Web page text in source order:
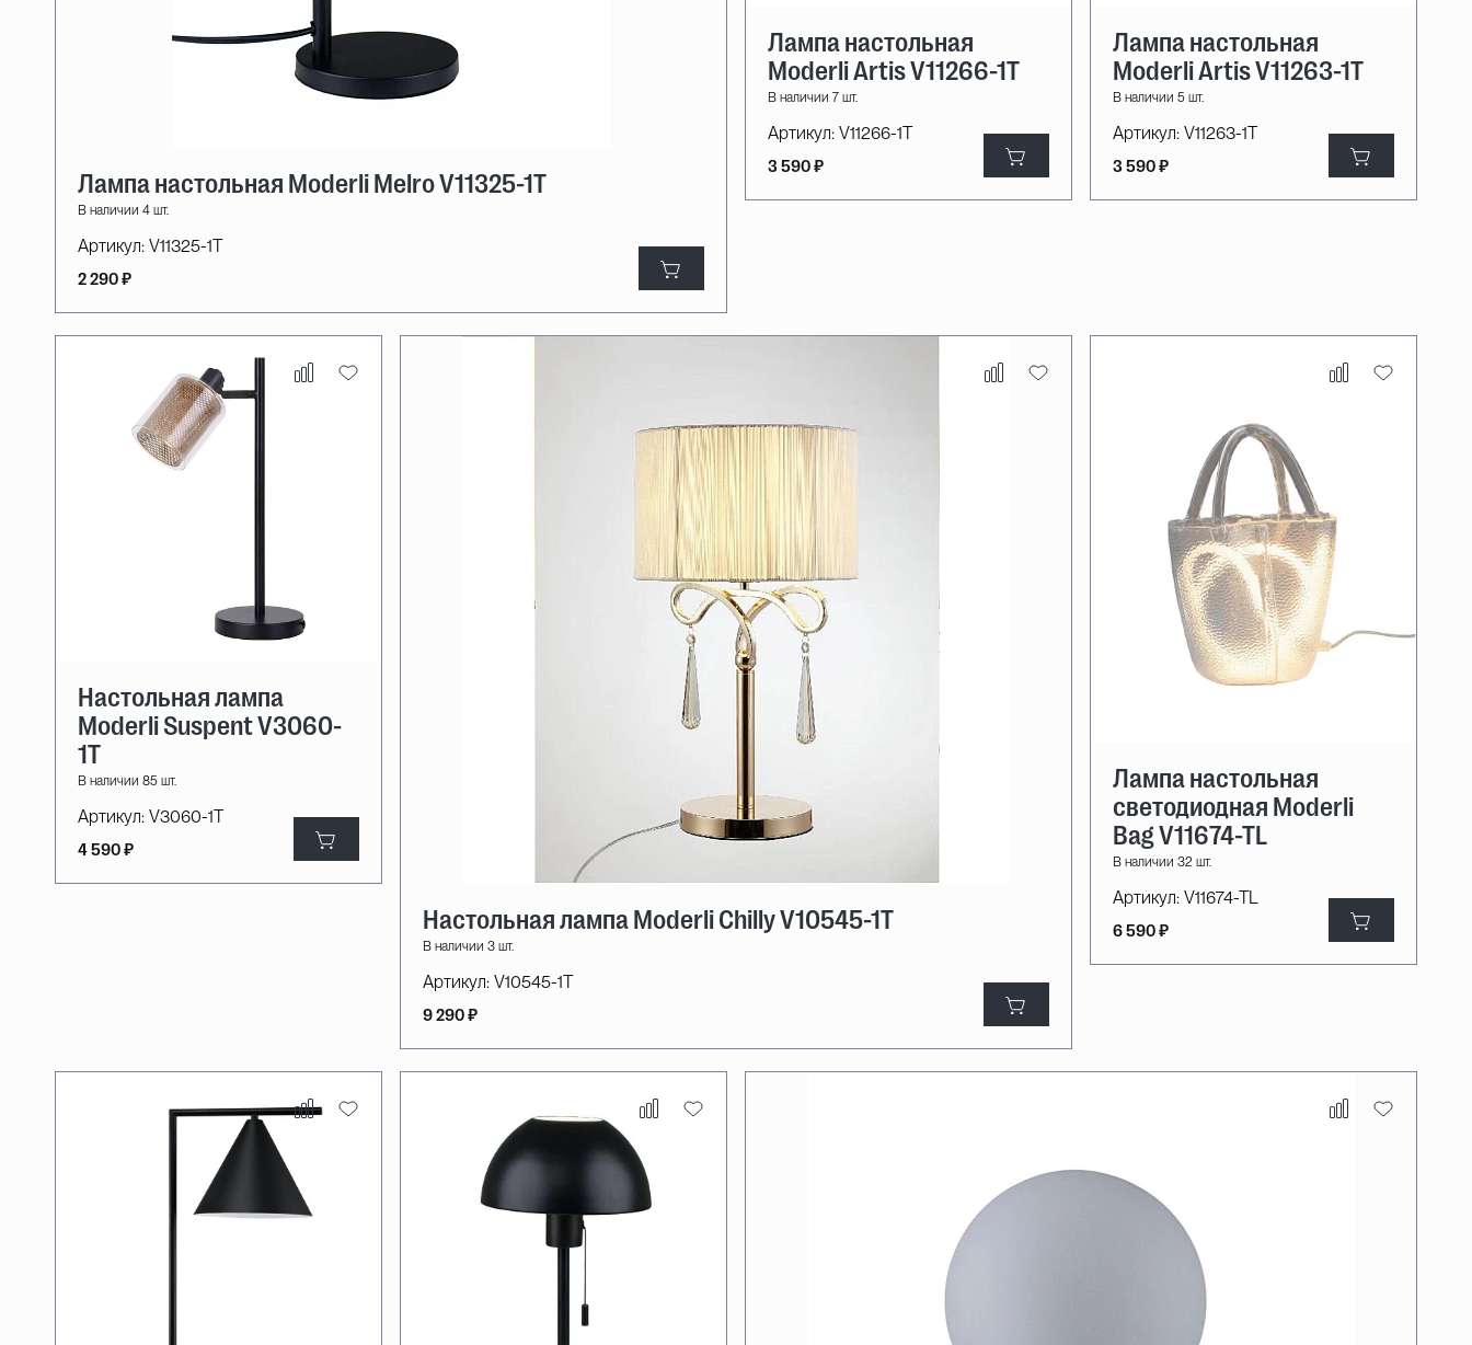
Лампа настольная Moderli Melro V11325-1T
В наличии 4 шт.
Артикул: V11325-1T
2 290 ₽
Лампа настольная
Moderli Artis V11266-1T
В наличии 7 шт.
Артикул: V11266-1T
3 590 ₽
Лампа настольная
Moderli Artis V11263-1T
В наличии 5 шт.
Артикул: V11263-1T
3 590 ₽
Настольная лампа
Moderli Suspent V3060-
1T
В наличии 85 шт.
Артикул: V3060-1T
4 590 ₽
Настольная лампа Moderli Chilly V10545-1T
В наличии 3 шт.
Артикул: V10545-1T
9 290 ₽
Лампа настольная
светодиодная Moderli
Bag V11674-TL
В наличии 32 шт.
Артикул: V11674-TL
6 590 ₽